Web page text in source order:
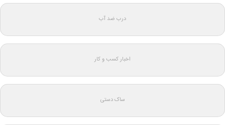
درب ضد آب
اخبار کسب و کار
ساک دستی